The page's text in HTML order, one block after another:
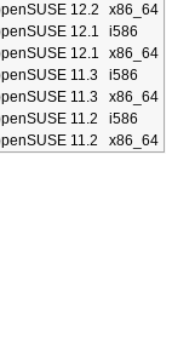
12.2
x86_64
12.1
i586
12.1
x86_64
11.3
i586
11.3
x86_64
11.2
i586
11.2 x86_64